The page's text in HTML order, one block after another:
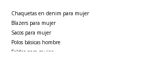
Chaquetas en denim para mujer
Blazers para mujer
Sacos para mujer
Polos básicas hombre
Faldas para mujer